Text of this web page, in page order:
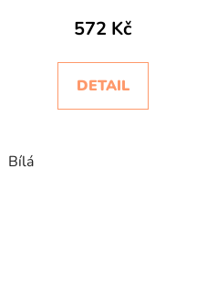
572 Kč
DETAIL
Bílá